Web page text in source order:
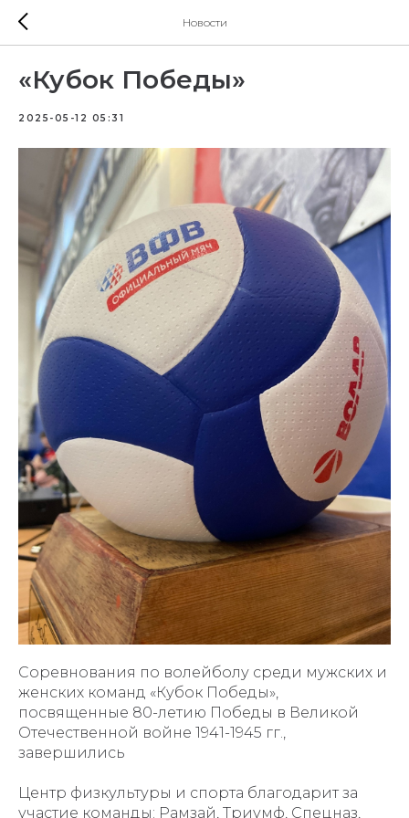
Новости
«Кубок Победы»
2025-05-12 05:31
Соревнования по волейболу среди мужских и
женских команд «Кубок Победы»,
посвященные 80-летию Победы в Великой
Отечественной войне 1941-1945 гг.,
завершились
Центр физкультуры и спорта благодарит за
участие команды: Рамзай, Триумф, Спецназ,